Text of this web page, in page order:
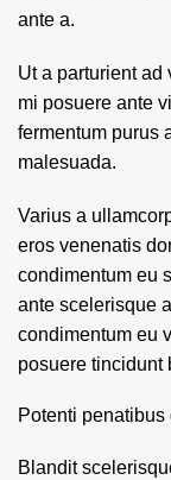
ante a.
Ut a parturient
mi posuere ante
fermentum purus
malesuada.
Varius a
eros venenatis
condimentum eu
ante scelerisque
condimentum eu
posuere tincidunt
Potenti penatibus
Blandit